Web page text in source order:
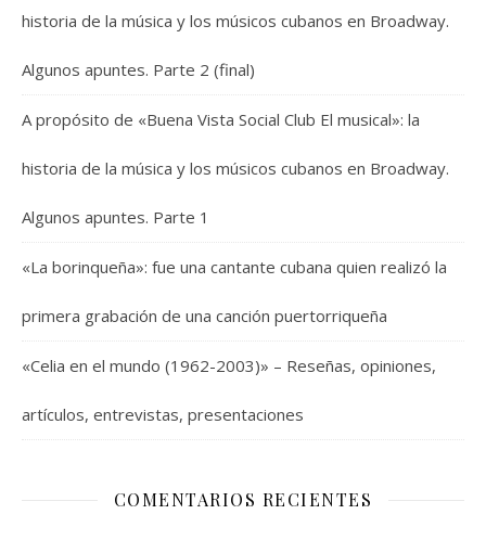
historia de la música y los músicos cubanos en Broadway.
Algunos apuntes. Parte 2 (final)
A propósito de «Buena Vista Social Club El musical»: la
historia de la música y los músicos cubanos en Broadway.
Algunos apuntes. Parte 1
«La borinqueña»: fue una cantante cubana quien realizó la
primera grabación de una canción puertorriqueña
«Celia en el mundo (1962-2003)» – Reseñas, opiniones,
artículos, entrevistas, presentaciones
COMENTARIOS RECIENTES